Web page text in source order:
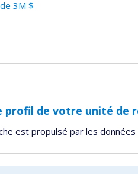
3M $
profil de votre unité de
est propulsé par les données